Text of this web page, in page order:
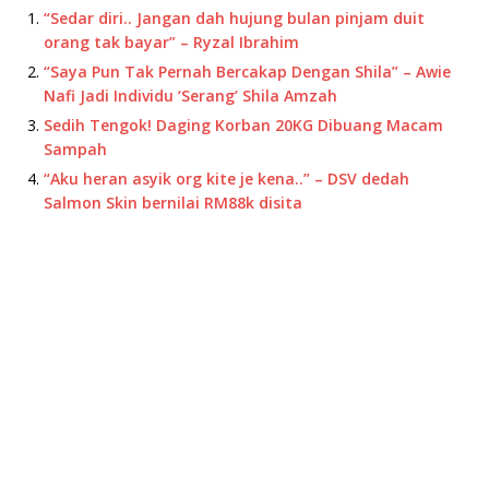
“Sedar diri.. Jangan dah hujung bulan pinjam duit
orang tak bayar” – Ryzal Ibrahim
“Saya Pun Tak Pernah Bercakap Dengan Shila” – Awie
Nafi Jadi Individu ‘Serang’ Shila Amzah
Sedih Tengok! Daging Korban 20KG Dibuang Macam
Sampah
“Aku heran asyik org kite je kena..” – DSV dedah
Salmon Skin bernilai RM88k disita